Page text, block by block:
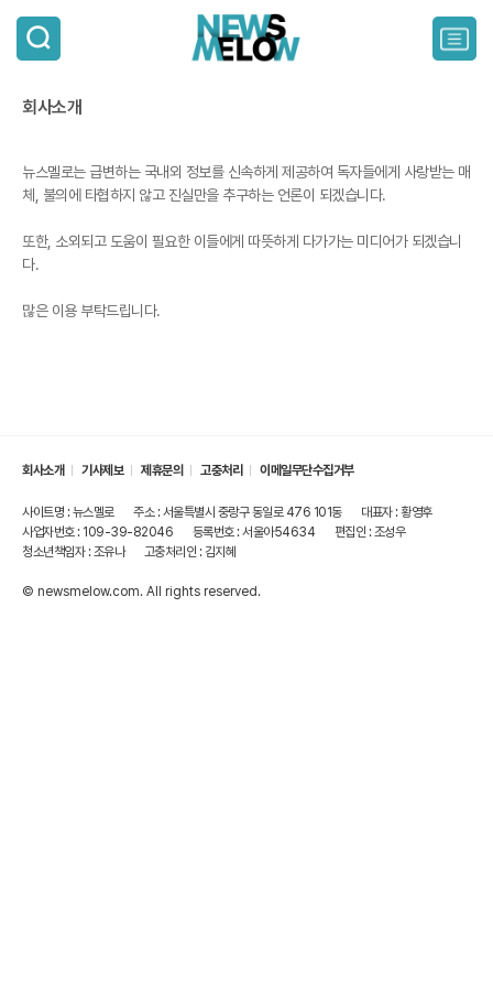
검
색
주
뉴
기
회사소개
뉴스멜로는 급변하는 국내외 정보를 신속하게 제공하여 독자들에게 사랑받는 매
체, 불의에 타협하지 않고 진실만을 추구하는 언론이 되겠습니다.
또한, 소외되고 도움이 필요한 이들에게 따뜻하게 다가가는 미디어가 되겠습니
다.
많은 이용 부탁드립니다.
회사소개 기사제보 제휴문의 고충처리 이메일무단수집거부
사이트명 : 뉴스멜로 주소 : 서울특별시 중랑구 동일로 476 101동
대표자 : 황영후
사업자번호 : 109-39-82046
등록번호 : 서울아54634
편집인 : 조성우
청소년책임자 : 조유나
고충처리인 : 김지혜
© newsmelow.com. All rights reserved.